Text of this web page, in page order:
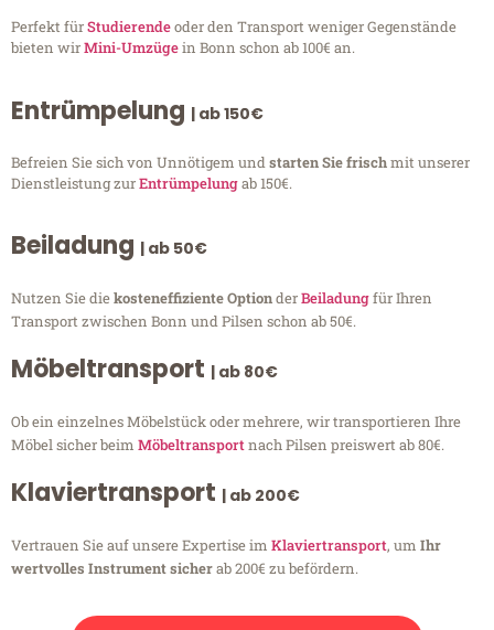
Perfekt fürStudierendeoder den Transport weniger Gegenstände
bieten wirMini-Umzügein Bonn schon ab 100€ an.
Entrümpelung | ab 150€
Befreien Sie sich von Unnötigem undstarten Sie frischmit unserer
Dienstleistung zurEntrümpelungab 150€.
Beiladung | ab 50€
Nutzen Sie diekosteneffiziente OptionderBeiladungfür Ihren
Transport zwischen Bonn und Pilsen schon ab 50€.
Möbeltransport | ab 80€
Ob ein einzelnes Möbelstück oder mehrere, wir transportieren Ihre
Möbel sicher beim Möbeltransportnach Pilsen preiswert ab 80€.
Klaviertransport | ab 200€
Vertrauen Sie auf unsere Expertise im Klaviertransport, um Ihr
wertvolles Instrument sicherab 200€ zu befördern.